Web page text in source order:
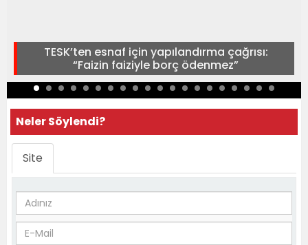
TESK’ten esnaf için yapılandırma çağrısı:
“Faizin faiziyle borç ödenmez”
Neler Söylendi?
Site